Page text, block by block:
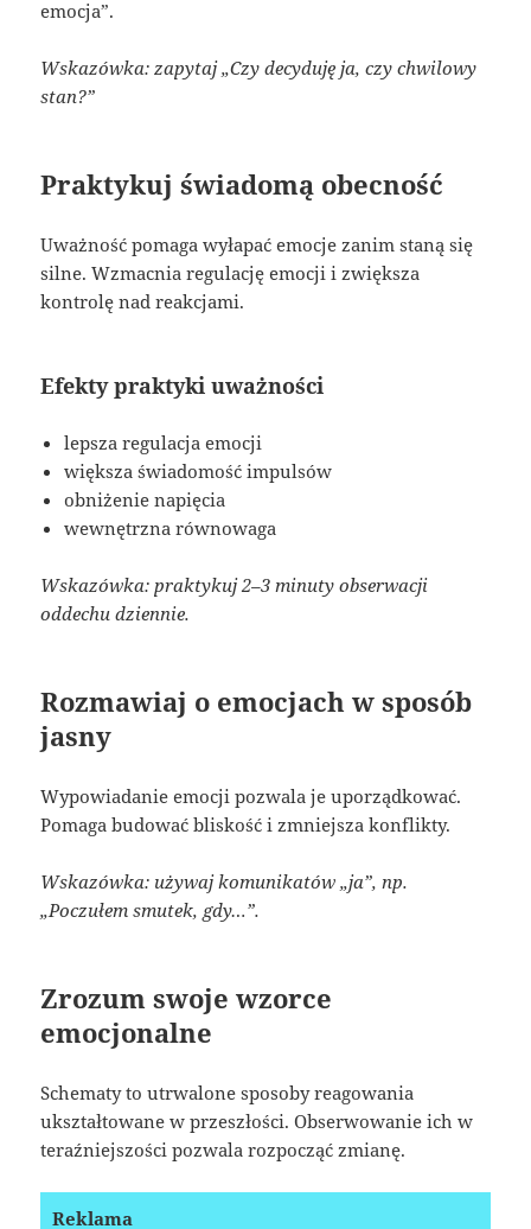
emocja”.
Wskazówka: zapytaj „Czy decyduję ja, czy chwilowy
stan?”
Praktykuj świadomą obecność
Uważność pomaga wyłapać emocje zanim staną się
silne. Wzmacnia regulację emocji i zwiększa
kontrolę nad reakcjami.
Efekty praktyki uważności
lepsza regulacja emocji
większa świadomość impulsów
obniżenie napięcia
wewnętrzna równowaga
Wskazówka: praktykuj 2–3 minuty obserwacji
oddechu dziennie.
Rozmawiaj o emocjach w sposób
jasny
Wypowiadanie emocji pozwala je uporządkować.
Pomaga budować bliskość i zmniejsza konflikty.
Wskazówka: używaj komunikatów „ja”, np.
„Poczułem smutek, gdy…”.
Zrozum swoje wzorce
emocjonalne
Schematy to utrwalone sposoby reagowania
ukształtowane w przeszłości. Obserwowanie ich w
teraźniejszości pozwala rozpocząć zmianę.
Reklama